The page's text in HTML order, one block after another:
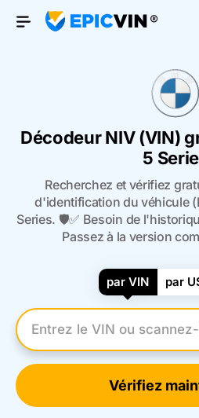
Open Menu
Décodeur NIV (VIN)
5
Recherchez et vérifiez
d'identification du véhicule
Series. 🛡️✅ Besoin de
Passez à la version
par VIN par
Entrez le numéro VIN
Vérifiez